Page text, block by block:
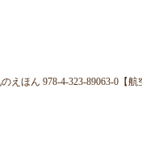
ほん 978-4-323-89063-0【航